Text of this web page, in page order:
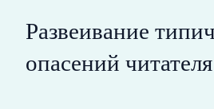
Развеивание
опасений читателя